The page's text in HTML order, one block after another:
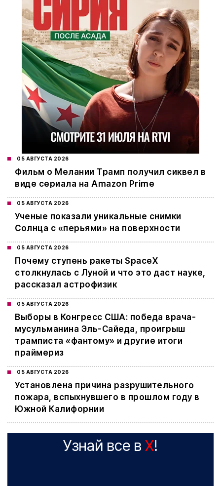
05 АВГУСТА 2026
Фильм о Мелании Трамп получил сиквел в
виде сериала на Amazon Prime
05 АВГУСТА 2026
Ученые показали уникальные снимки
Солнца с «перьями» на поверхности
05 АВГУСТА 2026
Почему ступень ракеты SpaceX
столкнулась с Луной и что это даст науке,
рассказал астрофизик
05 АВГУСТА 2026
Выборы в Конгресс США: победа врача-
мусульманина Эль-Сайеда, проигрыш
трамписта «фантому» и другие итоги
праймериз
05 АВГУСТА 2026
Установлена причина разрушительного
пожара, вспыхнувшего в прошлом году в
Южной Калифорнии
Узнай все в X!